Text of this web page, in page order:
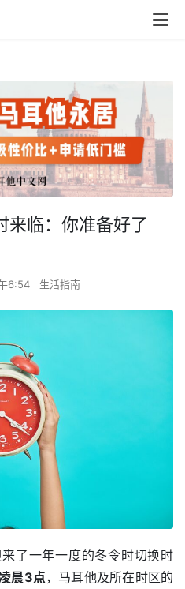
临：你准备好了
6:54 生活指南
了一年一度的冬令时切换时
晨3点，马耳他及所在时区的